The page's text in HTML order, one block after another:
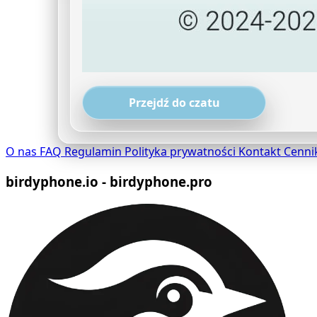
Przejdź do czatu
O nas FAQ RegulaminPolityka prywatnościKontakt
birdyphone.io - birdyphone.pro